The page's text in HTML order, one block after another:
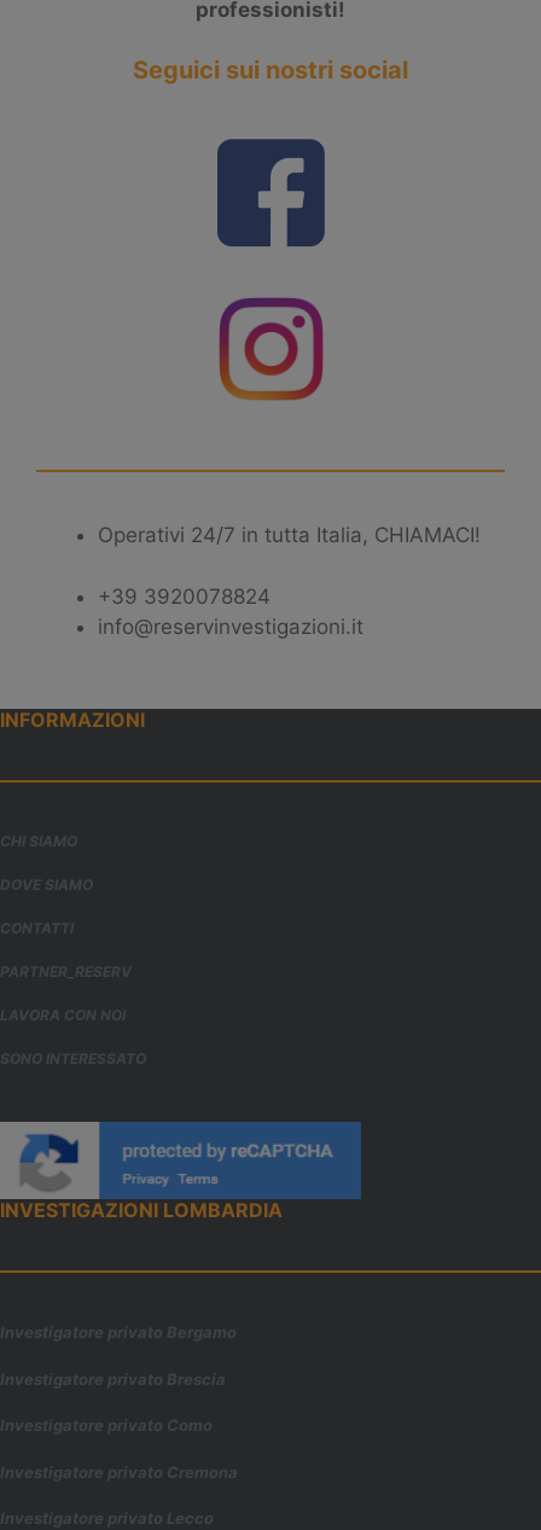
professionisti!
Seguici sui nostri social
Operativi 24/7 in tutta Italia, CHIAMACI!
+39 3920078824
info@reservinvestigazioni.it
INFORMAZIONI
CHI SIAMO
DOVE SIAMO
CONTATTI
PARTNER_RESERV
LAVORA CON NOI
SONO INTERESSATO
INVESTIGAZIONI LOMBARDIA
Investigatore privato Bergamo
Investigatore privato Brescia
Investigatore privato Como
Investigatore privato Cremona
Investigatore privato Lecco